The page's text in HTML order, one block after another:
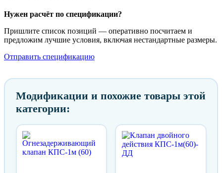
Нужен расчёт по спецификации?
Пришлите список позиций — оперативно посчитаем и
предложим лучшие условия, включая нестандартные размеры.
Отправить спецификацию
Модификации и похожие товары этой
категории: